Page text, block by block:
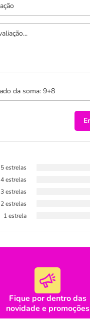
5 estrelas
4 estrelas
3 estrelas
2 estrelas
1 estrela
Fique por dentro das
novidade e promoções